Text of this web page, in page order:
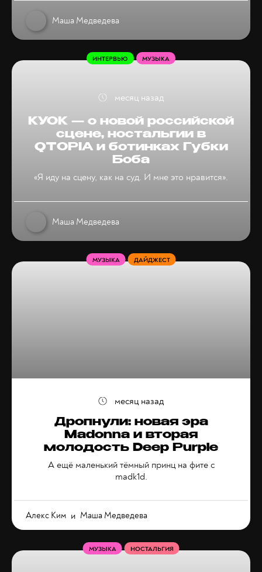
Маша Медведева
КУОК — о новой российской
сцене, ностальгии в
QTOPIA и ботинках Губки
Боба
«Я иду на сцену, как на суд. И мне это нравится».
ИНТЕРВЬЮ МУЗЫКА
Маша Медведева
месяц назад
Дропнули: новая эра
Madonna и вторая
молодость Deep Purple
А ещё маленький тёмный принц на фите с
madk1d.
МУЗЫКА ДАЙДЖЕСТ
Алекс Ким и Маша Медведева
месяц назад
МУЗЫКА НОСТАЛЬГИЯ